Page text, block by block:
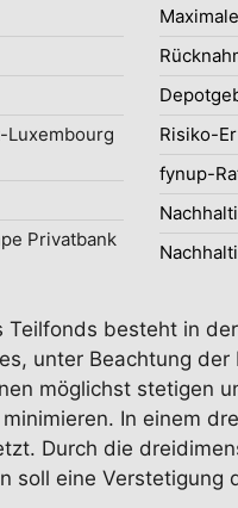
Luxembourg
Privatbank
Risiko-
fynup-
besteht in
unter Beachtung
möglichst stetigen
In einem
Durch die
soll eine